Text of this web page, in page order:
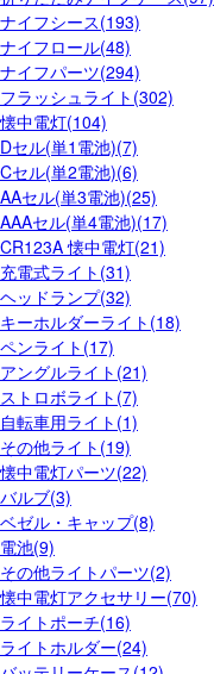
ナイフシース(193)
ナイフロール(48)
ナイフパーツ(294)
フラッシュライト(302)
懐中電灯(104)
Dセル(単1電池)(7)
Cセル(単2電池)(6)
AAセル(単3電池)(25)
AAAセル(単4電池)(17)
CR123A 懐中電灯(21)
充電式ライト(31)
ヘッドランプ(32)
キーホルダーライト(18)
ペンライト(17)
アングルライト(21)
ストロボライト(7)
自転車用ライト(1)
その他ライト(19)
懐中電灯パーツ(22)
バルブ(3)
ベゼル・キャップ(8)
電池(9)
その他ライトパーツ(2)
懐中電灯アクセサリー(70)
ライトポーチ(16)
ライトホルダー(24)